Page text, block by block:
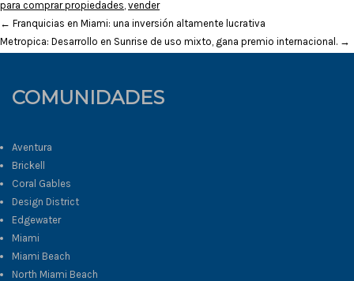
para comprar propiedades, vender
← Franquicias en Miami: una inversión altamente lucrativa
Metropica: Desarrollo en Sunrise de uso mixto, gana premio internacional. →
COMUNIDADES
Aventura
Brickell
Coral Gables
Design District
Edgewater
Miami
Miami Beach
North Miami Beach